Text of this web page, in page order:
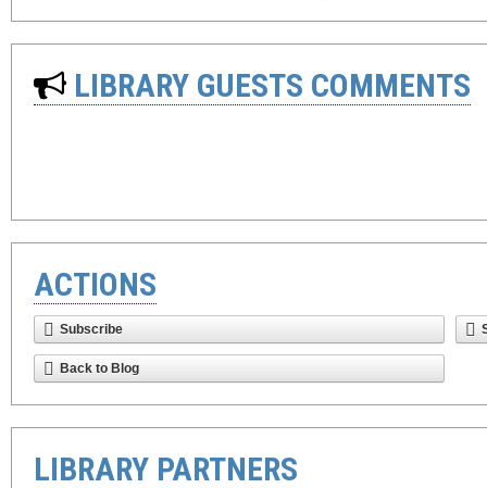
LIBRARY GUESTS COMMENTS
ACTIONS
Subscribe
Back to Blog
LIBRARY PARTNERS